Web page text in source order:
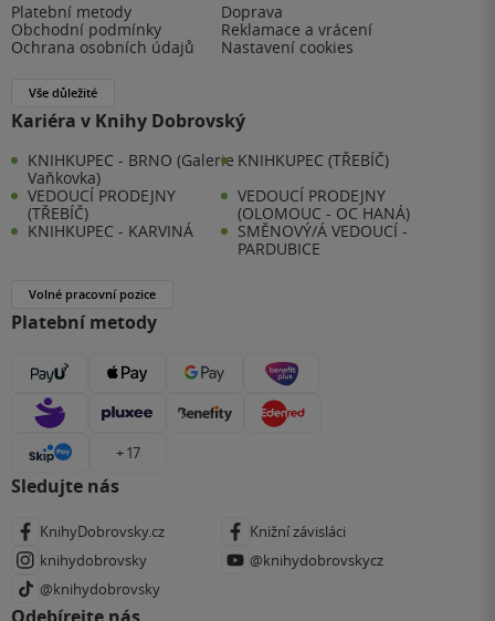
Platební metody
Doprava
Obchodní podmínky
Reklamace a vrácení
Ochrana osobních údajů
Nastavení cookies
Vše důležité
Kariéra v Knihy Dobrovský
KNIHKUPEC - BRNO (Galerie
Vaňkovka)
KNIHKUPEC (TŘEBÍČ)
VEDOUCÍ PRODEJNY
(TŘEBÍČ)
VEDOUCÍ PRODEJNY
(OLOMOUC - OC HANÁ)
KNIHKUPEC - KARVINÁ
SMĚNOVÝ/Á VEDOUCÍ -
PARDUBICE
Volné pracovní pozice
Platební metody
+ 17
Sledujte nás
KnihyDobrovsky.cz
Knižní závisláci
knihydobrovsky
@knihydobrovskycz
@knihydobrovsky